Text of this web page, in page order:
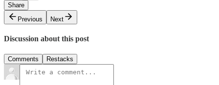
Share
Previous
Next
Discussion about this post
Comments Restacks